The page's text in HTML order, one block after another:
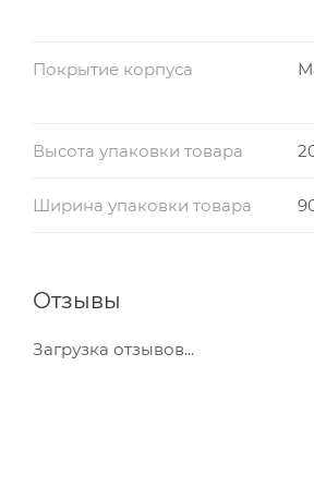
Покрытие корпуса
Высота упаковки товара
Ширина упаковки товара
Отзывы
Загрузка отзывов...